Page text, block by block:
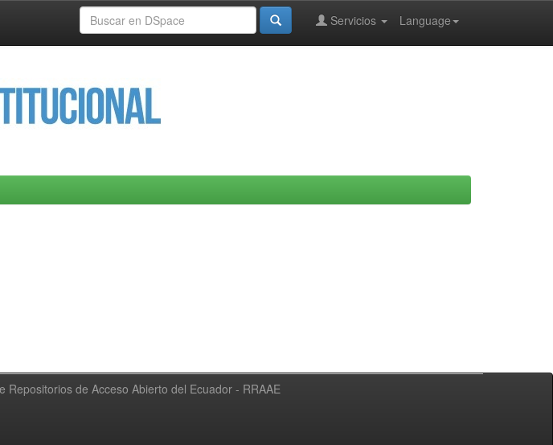
Language
Servicios
Repositorios de Acceso Abierto del Ecuador - RRAAE